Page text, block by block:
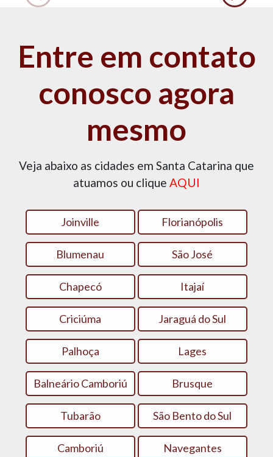
Entre em contato
conosco agora
mesmo
Veja abaixo as cidades em Santa Catarina que
atuamos ou clique AQUI
Joinville Florianópolis
Blumenau São José
Chapecó Itajaí
Criciúma Jaraguá do Sul
Palhoça Lages
Balneário Camboriú Brusque
Tubarão São Bento do Sul
Camboriú Navegantes